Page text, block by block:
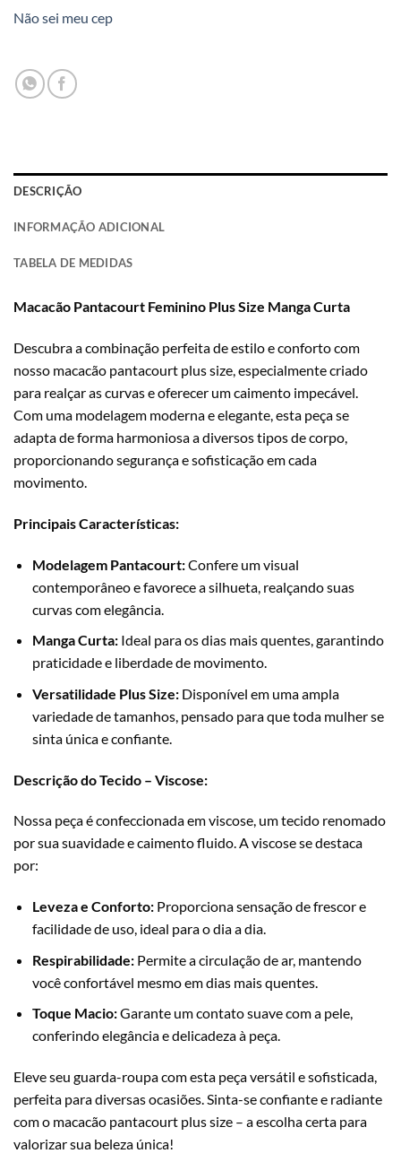
Não sei meu cep
DESCRIÇÃO
INFORMAÇÃO ADICIONAL
TABELA DE MEDIDAS
Macacão Pantacourt Feminino Plus Size Manga Curta
Descubra a combinação perfeita de estilo e conforto com
nosso macacão pantacourt plus size, especialmente criado
para realçar as curvas e oferecer um caimento impecável.
Com uma modelagem moderna e elegante, esta peça se
adapta de forma harmoniosa a diversos tipos de corpo,
proporcionando segurança e sofisticação em cada
movimento.
Principais Características:
Modelagem Pantacourt:Confere um visual
contemporâneo e favorece a silhueta, realçando suas
curvas com elegância.
Manga Curta:Ideal para os dias mais quentes, garantindo
praticidade e liberdade de movimento.
Versatilidade Plus Size:Disponível em uma ampla
variedade de tamanhos, pensado para que toda mulher se
sinta única e confiante.
Descrição do Tecido – Viscose:
Nossa peça é confeccionada em viscose, um tecido renomado
por sua suavidade e caimento fluido. A viscose se destaca
por:
Leveza e Conforto:Proporciona sensação de frescor e
facilidade de uso, ideal para o dia a dia.
Respirabilidade:Permite a circulação de ar, mantendo
você confortável mesmo em dias mais quentes.
Toque Macio:Garante um contato suave com a pele,
conferindo elegância e delicadeza à peça.
Eleve seu guarda-roupa com esta peça versátil e sofisticada,
perfeita para diversas ocasiões. Sinta-se confiante e radiante
com o macacão pantacourt plus size – a escolha certa para
valorizar sua beleza única!